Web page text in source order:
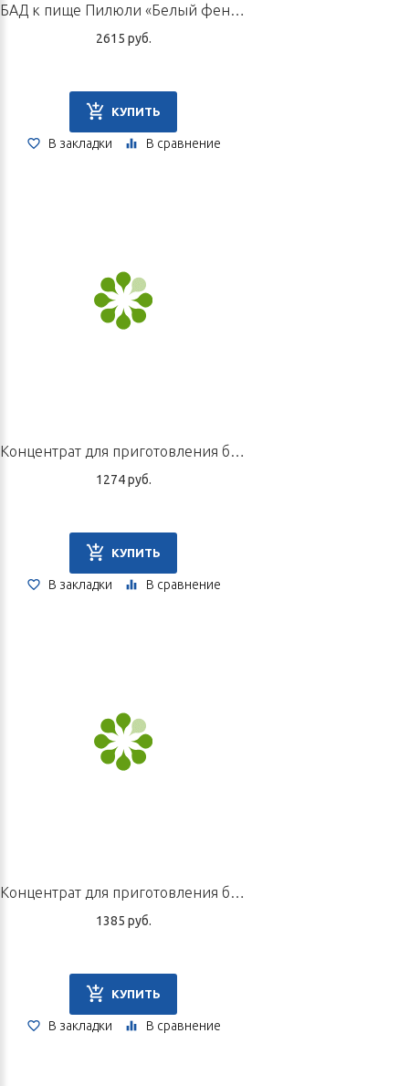
БАД к пище Пилюли «Белый феникс», 10 пилюль по 9 г
2615 руб.
КУПИТЬ
В закладки В сравнение
Концентрат для приготовления безалкогольного напитка «Цзянь Пи», 10 пак. по 5 г
1274 руб.
КУПИТЬ
В закладки В сравнение
Концентрат для приготовления безалкогольного напитка «Ань Шэнь — антистресс», 10 пак. по 5 г
1385 руб.
КУПИТЬ
В закладки В сравнение